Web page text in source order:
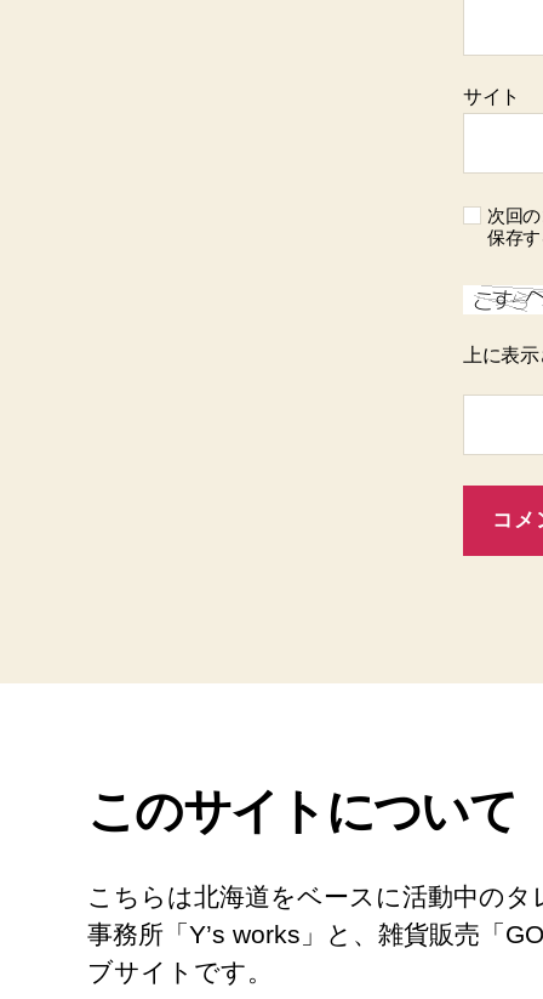
サイト
次回
保存す
上に表
このサイトについて
こちらは北海道をベースに活動中のタ
事務所「Y’s works」と、雑貨販売「
ブサイトです。